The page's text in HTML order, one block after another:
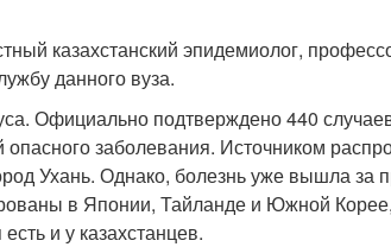
казахстанский эпидемиолог,
данного вуза.
Официально подтверждено 440
заболевания. Источником
Ухань. Однако, болезнь уже вышла за
в Японии, Тайланде и Южной
и у казахстанцев.